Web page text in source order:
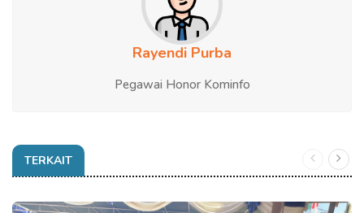
Rayendi Purba
Pegawai Honor Kominfo
TERKAIT